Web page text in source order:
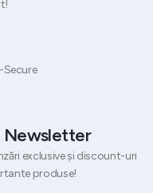
Newsletter
exclusive și discount-uri
produse!